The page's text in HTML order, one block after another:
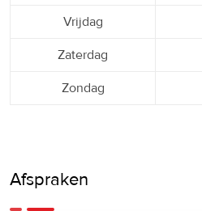
Vrijdag
Zaterdag
Zondag
Afspraken